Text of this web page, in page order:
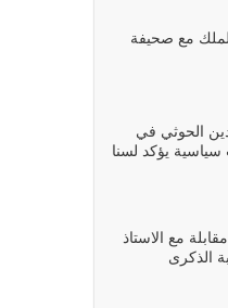
عن كتاب الله
الله وعن هدى
مع صحيفة
الحوثي في
يؤكد لسنا
مع الاستاذ
الذكرى